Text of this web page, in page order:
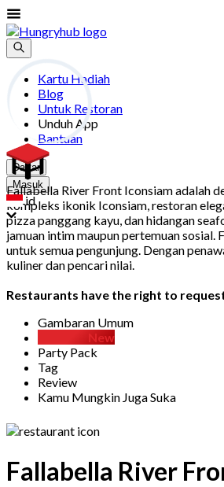
Kartu Hadiah
Blog
Untuk Restoran
Unduh App
Bantuan
Daftar
Masuk
id
Fallabella River Front Iconsiam adalah
kompleks ikonik Iconsiam, restoran
pizza panggang kayu, dan hidangan
jamuan intim maupun pertemuan
untuk semua pengunjung. Dengan
kuliner dan pencari nilai.
Restaurants have the right to
Gambaran Umum
New
Party Pack
Tag
Review
Kamu Mungkin Juga Suka
Fallabella River